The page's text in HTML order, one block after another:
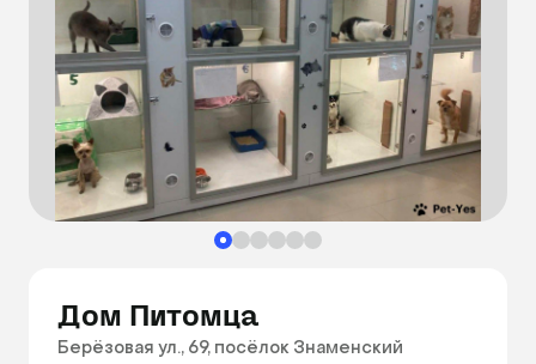
Дом Питомца
Берёзовая ул., 69, посёлок Знаменский